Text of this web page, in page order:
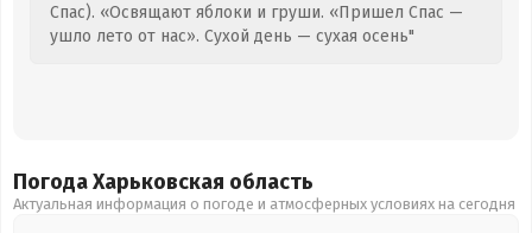
Спас). «Освящают яблоки и груши. «Пришел Спас —
ушло лето от нас». Сухой день — сухая осень"
Погода Харьковская область
Актуальная информация о погоде и атмосферных условиях на сегодня